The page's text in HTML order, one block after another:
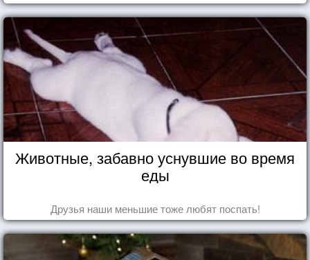
Животные, забавно уснувшие во время
еды
Друзья наши меньшие тоже любят поспать!